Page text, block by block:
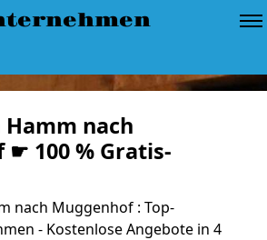
nach
100 % Gratis-
nach Muggenhof : Top-
- Kostenlose Angebote in 4